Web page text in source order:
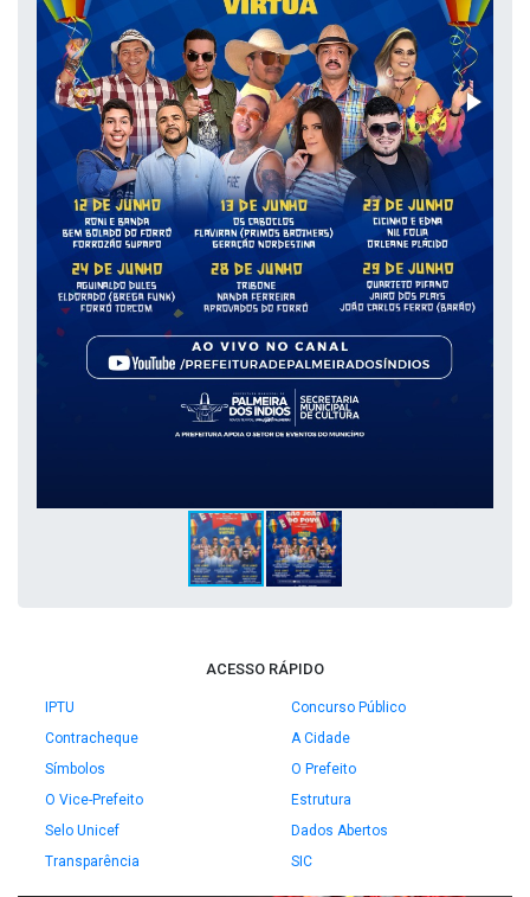
ACESSO RÁPIDO
IPTU
Concurso Público
Contracheque
A Cidade
Símbolos
O Prefeito
O Vice-Prefeito
Estrutura
Selo Unicef
Dados Abertos
Transparência
SIC